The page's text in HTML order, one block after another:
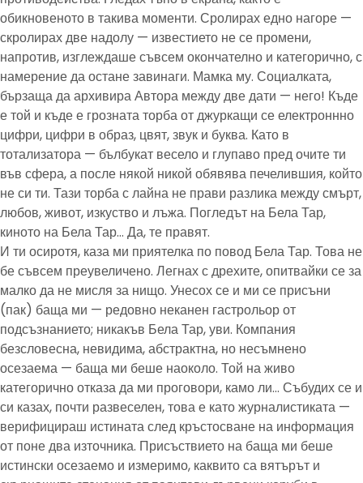
обикновеното в такива моменти. Сролирах едно нагоре —
скролирах две надолу — известието не се промени,
напротив, изглеждаше съвсем окончателно и категорично, с
намерение да остане завинаги. Мамка му. Социалката,
бързаща да архивира Автора между две дати — него! Къде
е той и къде е грозната торба от джуркащи се електроннно
цифри, цифри в образ, цвят, звук и буква. Като в
тотализатора — бълбукат весело и глупаво пред очите ти
във сфера, а после някой никой обявява печелившия, който
не си ти. Тази торба с лайна не прави разлика между смърт,
любов, живот, изкуство и лъжа. Погледът на Бела Тар,
киното на Бела Тар… Да, те правят.
И ти осиротя, каза ми приятелка по повод Бела Тар. Това не
бе съвсем преувеличено. Легнах с дрехите, опитвайки се за
малко да не мисля за нищо. Унесох се и ми се присъни
(пак) баща ми — редовно неканен гастрольор от
подсъзнанието; никакъв Бела Тар, уви. Компания
безсловесна, невидима, абстрактна, но несъмнено
осезаема — баща ми беше наоколо. Той на живо
категорично отказа да ми проговори, камо ли… Събудих се и
си казах, почти развеселен, това е като журналистиката —
верифицираш истината след кръстосване на информация
от поне два източника. Присъствието на баща ми беше
истински осезаемо и измеримо, каквито са вятърът и